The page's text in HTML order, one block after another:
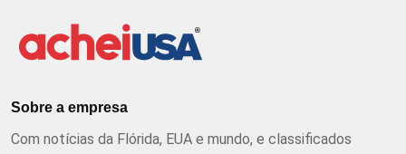
Sobre a empresa
Com notícias da Flórida, EUA e mundo, e classificados